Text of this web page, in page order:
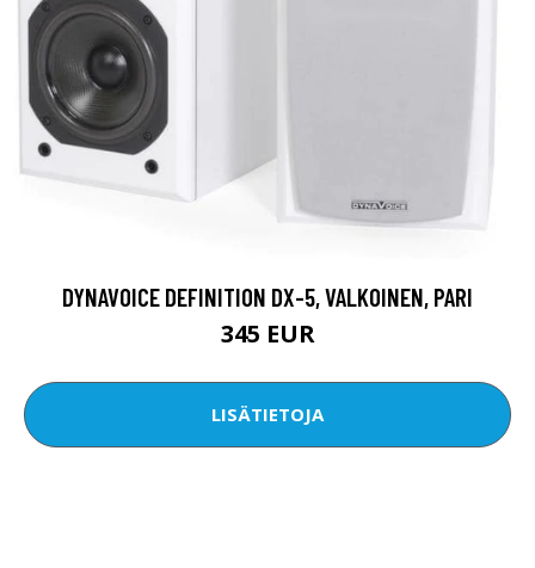
DYNAVOICE DEFINITION DX-5, VALKOINEN, PARI
345 EUR
LISÄTIETOJA